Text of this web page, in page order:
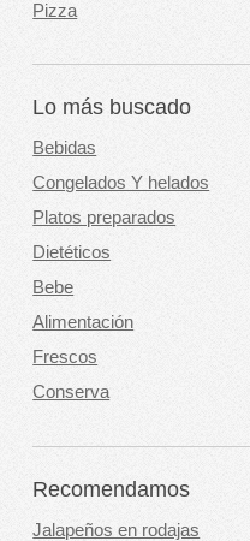
Pizza
Lo más buscado
Bebidas
Congelados Y helados
Platos preparados
Dietéticos
Bebe
Alimentación
Frescos
Conserva
Recomendamos
Jalapeños en rodajas